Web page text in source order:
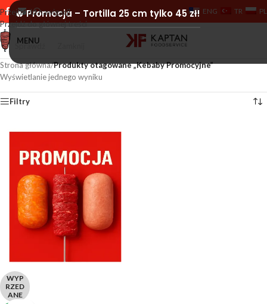
Przejdź do nawigacji
Przejdź do głównej treści
🔥 Promocja – Tortilla 25 cm tylko 45 zł!
Sprawdź
ENG TR PL
MENU
Strona główna/Produkty otagowane „Kebaby Promocyjne”
Wyświetlanie jednego wyniku
Filtry
WYP
RZED
ANE